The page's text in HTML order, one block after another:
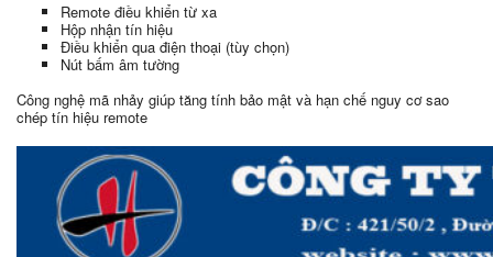
Remote điều khiển từ xa
Hộp nhận tín hiệu
Điều khiển qua điện thoại (tùy chọn)
Nút bấm âm tường
Công nghệ mã nhảy giúp tăng tính bảo mật và hạn chế nguy cơ sao
chép tín hiệu remote